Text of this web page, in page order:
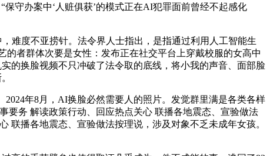
守办案中‘人赃俱获’的模式正在AI犯罪面前曾经不起感化
度不亚捞针。法令界人士指出，是指通过利用人工智能生
的者群体次要是女性：发布正在社交平台上穿戴校服的女高中
的换脸视频不只冲破了法令取的底线，将小我的声音、面部脸
年8月，AI换脸必然需要人的照片。发觉群里满是各类各样
要务 解读政策行动、回应热点关心 联播各地震态、宣验做法
联播各地震态、宣验做法按理说，涉及对象不乏未成年女孩。